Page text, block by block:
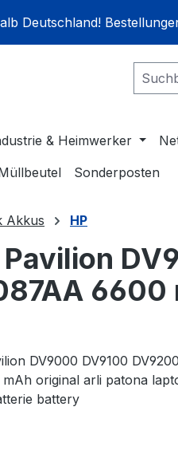
springen
Deutschland!
& Heimwerker
Sonderposten
Akkus HP
6600